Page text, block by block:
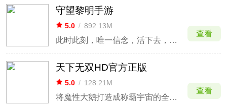
守望黎明手游
5.0 / 892.13M
此时此刻，唯一信念，活下去，为下一个黎明
查看
天下无双HD官方正版
5.0 / 128.21M
将魔性大鹅打造成称霸宇宙的全能鹅霸
查看